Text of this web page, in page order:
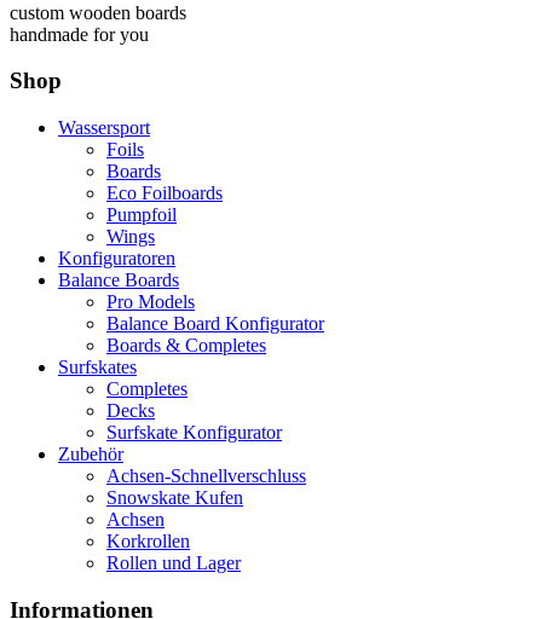
custom wooden boards
handmade for you
Shop
Wassersport
Foils
Boards
Eco Foilboards
Pumpfoil
Wings
Konfiguratoren
Balance Boards
Pro Models
Balance Board Konfigurator
Boards & Completes
Surfskates
Completes
Decks
Surfskate Konfigurator
Zubehör
Achsen-Schnellverschluss
Snowskate Kufen
Achsen
Korkrollen
Rollen und Lager
Informationen